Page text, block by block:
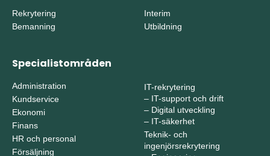
Rekrytering
Bemanning
Interim
Utbildning
Specialistområden
Administration
Kundservice
Ekonomi
Finans
HR och personal
Försäljning
IT-rekrytering
– IT-support och drift
– Digital utveckling
– IT-säkerhet
Teknik- och
ingenjörsrekrytering